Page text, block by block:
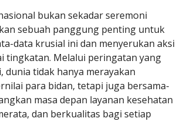
bukan sekadar seremoni
sebuah panggung penting untuk
data krusial ini dan menyerukan aksi
tingkatan. Melalui peringatan yang
dunia tidak hanya merayakan
para bidan, tetapi juga bersama-
masa depan layanan kesehatan
dan berkualitas bagi setiap